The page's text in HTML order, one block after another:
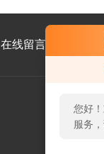
您好
服务
在线留言